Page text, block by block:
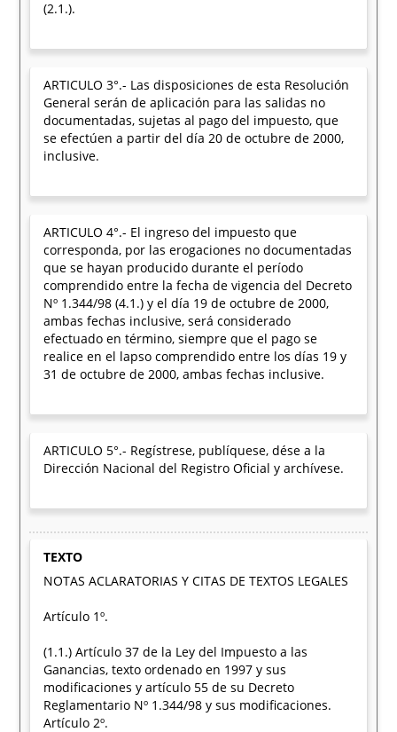
(2.1.).
ARTICULO 3°.- Las disposiciones de esta Resolución
General serán de aplicación para las salidas no
documentadas, sujetas al pago del impuesto, que
se efectúen a partir del día 20 de octubre de 2000,
inclusive.
ARTICULO 4°.- El ingreso del impuesto que
corresponda, por las erogaciones no documentadas
que se hayan producido durante el período
comprendido entre la fecha de vigencia del Decreto
Nº 1.344/98 (4.1.) y el día 19 de octubre de 2000,
ambas fechas inclusive, será considerado
efectuado en término, siempre que el pago se
realice en el lapso comprendido entre los días 19 y
31 de octubre de 2000, ambas fechas inclusive.
ARTICULO 5°.- Regístrese, publíquese, dése a la
Dirección Nacional del Registro Oficial y archívese.
TEXTO
NOTAS ACLARATORIAS Y CITAS DE TEXTOS LEGALES
Artículo 1º.
(1.1.) Artículo 37 de la Ley del Impuesto a las
Ganancias, texto ordenado en 1997 y sus
modificaciones y artículo 55 de su Decreto
Reglamentario Nº 1.344/98 y sus modificaciones.
Artículo 2º.